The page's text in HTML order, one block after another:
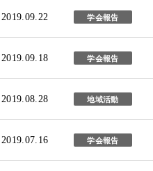
2019.09.22 学会報告
2019.09.18 学会報告
2019.08.28 地域活動
2019.07.16 学会報告